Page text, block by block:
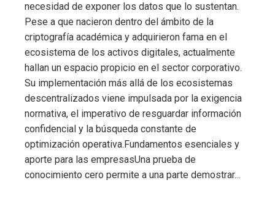
necesidad de exponer los datos que lo sustentan.
Pese a que nacieron dentro del ámbito de la
criptografía académica y adquirieron fama en el
ecosistema de los activos digitales, actualmente
hallan un espacio propicio en el sector corporativo.
Su implementación más allá de los ecosistemas
descentralizados viene impulsada por la exigencia
normativa, el imperativo de resguardar información
confidencial y la búsqueda constante de
optimización operativa.Fundamentos esenciales y
aporte para las empresasUna prueba de
conocimiento cero permite a una parte demostrar…